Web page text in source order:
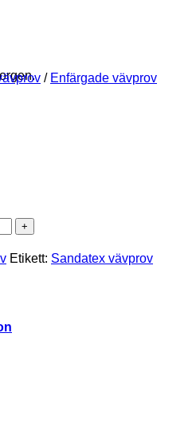
/ Enfärgade vävprov
Etikett: Sandatex vävprov